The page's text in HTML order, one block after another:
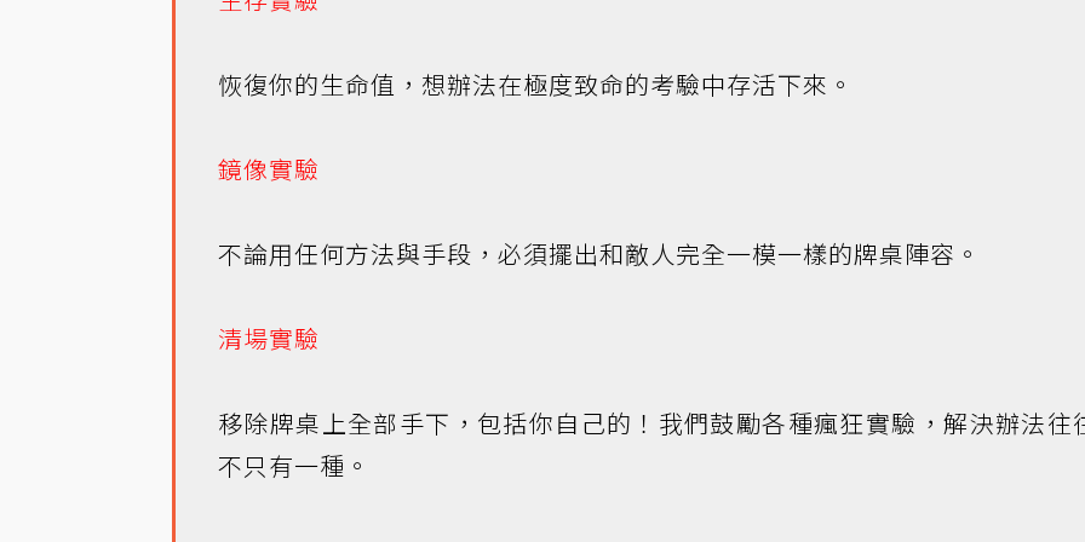
恢復你的生命值，想辦法在極度致命的考驗中存活下來。
鏡像實驗
不論用任何方法與手段，必須擺出和敵人完全一模一樣的牌桌陣容。
清場實驗
移除牌桌上全部手下，包括你自己的！我們鼓勵各種瘋狂實驗，解決辦法往
不只有一種。